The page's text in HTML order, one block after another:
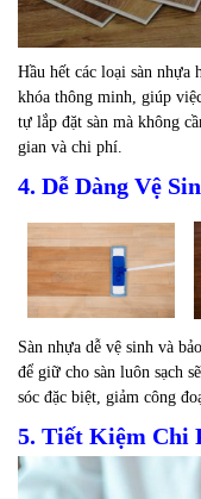
Hầu hết các loại sàn nhựa
khóa thông minh, giúp
tự lắp đặt sàn mà không
gian và chi phí.
4. Dễ Dàng Vệ
Sàn nhựa dễ vệ sinh và
để giữ cho sàn luôn sạch
sóc đặc biệt, giảm công
5. Tiết Kiệm Chi